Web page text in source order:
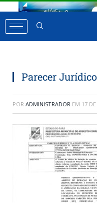
Parecer
POR ADMINISTRADOR EM 17